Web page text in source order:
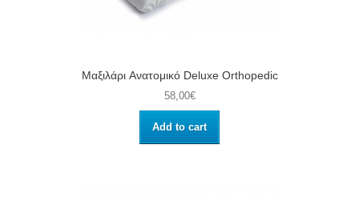
Μαξιλάρι Aνατομικό Deluxe Orthopedic
58,00€
Add to cart